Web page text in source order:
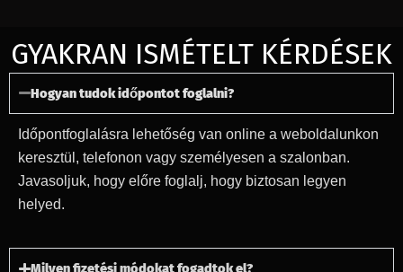
GYAKRAN ISMÉTELT KÉRDÉSEK
Hogyan tudok időpontot foglalni?
Időpontfoglalásra lehetőség van online a weboldalunkon
keresztül, telefonon vagy személyesen a szalonban.
Javasoljuk, hogy előre foglalj, hogy biztosan legyen
helyed.